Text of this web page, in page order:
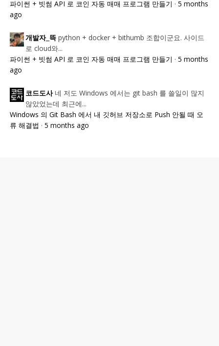
파이썬 + 빗썸 API 로 코인 자동 매매 프로그램 만들기 · 5 months
ago
개발자_뜩 python + docker + bithumb 조합이군요. 사이드
로 cloud와...
파이썬 + 빗썸 API 로 코인 자동 매매 프로그램 만들기 · 5 months
ago
코드도사 네 저도 Windows 에서는 git bash 를 쓸일이 많지
않았었는데 최근에...
Windows 의 Git Bash 에서 내 깃허브 저장소로 Push 안될 때 오
류 해결법 · 5 months ago